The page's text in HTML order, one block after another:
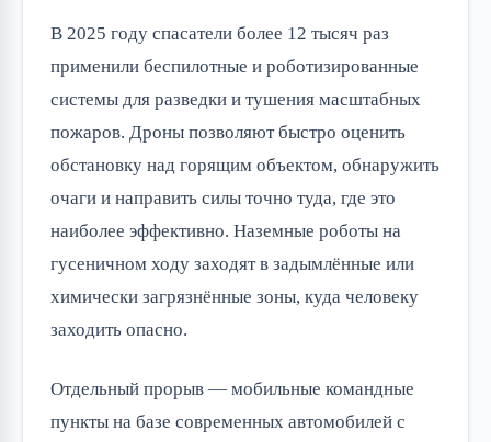
В 2025 году спасатели более 12 тысяч раз
применили беспилотные и роботизированные
системы для разведки и тушения масштабных
пожаров. Дроны позволяют быстро оценить
обстановку над горящим объектом, обнаружить
очаги и направить силы точно туда, где это
наиболее эффективно. Наземные роботы на
гусеничном ходу заходят в задымлённые или
химически загрязнённые зоны, куда человеку
заходить опасно.
Отдельный прорыв — мобильные командные
пункты на базе современных автомобилей с